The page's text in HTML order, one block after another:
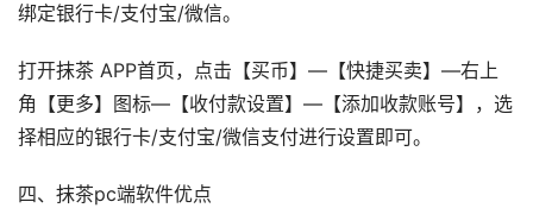
绑定银行卡/支付宝/微信。
打开抹茶 APP首页，点击【买币】—【快捷买卖】—右上
角【更多】图标—【收付款设置】—【添加收款账号】，选
择相应的银行卡/支付宝/微信支付进行设置即可。
四、抹茶pc端软件优点